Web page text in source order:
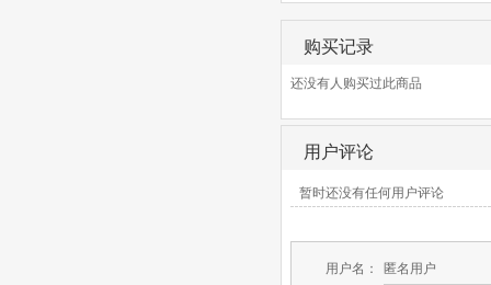
购买记录
还没有人购买过此商品
用户评论
暂时还没有任何用户评论
用户名：
匿名用户